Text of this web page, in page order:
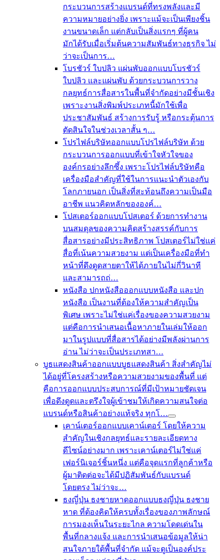
กระบวนการสร้างแบรนด์ที่ทรงพลังและมี
ความหมายอย่างยิ่ง เพราะแม้จะเป็นเพียงชิ้น
งานขนาดเล็ก แต่กลับเป็นสิ่งแรกๆ ที่ผู้คน
มักได้รับเมื่อเริ่มต้นความสัมพันธ์ทางธุรกิจ ไม่
ว่าจะเป็นการ…
โบรชัวร์ ใบปลิว แผ่นพับออกแบบโบรชัวร์
ใบปลิว และแผ่นพับ ด้วยกระบวนการวาง
กลยุทธ์การสื่อสารในพื้นที่จำกัดอย่างมีชั้นเชิง
เพราะงานสิ่งพิมพ์ประเภทนี้มักใช้เพื่อ
ประชาสัมพันธ์ สร้างการรับรู้ หรือกระตุ้นการ
ตัดสินใจในช่วงเวลาสั้น ๆ…
โปรไฟล์บริษัทออกแบบโปรไฟล์บริษัท ด้วย
กระบวนการออกแบบที่เข้าใจหัวใจของ
องค์กรอย่างลึกซึ้ง เพราะโปรไฟล์บริษัทคือ
เครื่องมือสำคัญที่ใช้ในการแนะนำตัวเองกับ
โลกภายนอก เป็นสิ่งที่สะท้อนถึงความเป็นมือ
อาชีพ แนวคิดหลักขององค์…
โปสเตอร์ออกแบบโปสเตอร์ ด้วยการทำงาน
บนสมดุลของความคิดสร้างสรรค์กับการ
สื่อสารอย่างมีประสิทธิภาพ โปสเตอร์ไม่ใช่แค่
สื่อที่เน้นความสวยงาม แต่เป็นเครื่องมือที่ทำ
หน้าที่ดึงดูดสายตาให้ได้ภายในไม่กี่วินาที
และสามารถถ่…
หนังสือ ปกหนังสือออกแบบหนังสือ และปก
หนังสือ เป็นงานที่ต้องให้ความสำคัญเป็น
พิเศษ เพราะไม่ใช่แค่เรื่องของความสวยงาม
แต่คือการนำเสนอเนื้อหาภายในเล่มให้ออก
มาในรูปแบบที่สื่อสารได้อย่างมีพลังผ่านการ
อ่าน ไม่ว่าจะเป็นประเภทสา…
บูธแสดงสินค้าออกแบบบูธแสดงสินค้า สิ่งสำคัญไม่
ได้อยู่ที่โครงสร้างหรือความสวยงามของพื้นที่ แต่
คือการออกแบบประสบการณ์ที่มีเป้าหมายชัดเจน
เพื่อดึงดูดและตรึงใจผู้เข้าชมให้เกิดความสนใจต่อ
แบรนด์หรือสินค้าอย่างแท้จริง ทุกโ…
เคาน์เตอร์ออกแบบเคาน์เตอร์ โดยให้ความ
สำคัญในเชิงกลยุทธ์และรายละเอียดทาง
ดีไซน์อย่างมาก เพราะเคาน์เตอร์ไม่ใช่แค่
เฟอร์นิเจอร์ชิ้นหนึ่ง แต่คือจุดแรกที่ลูกค้าหรือ
ผู้มาติดต่อจะได้มีปฏิสัมพันธ์กับแบรนด์
โดยตรง ไม่ว่าจะ…
ธงญี่ปุ่น ธงชายหาดออกแบบธงญี่ปุ่น ธงชาย
หาด ที่ต้องคิดให้ครบทั้งเรื่องของภาพลักษณ์
การมองเห็นในระยะไกล ความโดดเด่นใน
พื้นที่กลางแจ้ง และการนำเสนอข้อมูลให้น่า
สนใจภายใต้พื้นที่จำกัด แม้จะดูเป็นองค์ประ